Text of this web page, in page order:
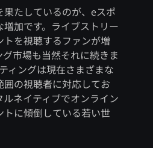
たしているのが、eスポ
加です。ライブストリー
を視聴するファンが増
市場も当然それに続きま
ィングは現在さまざまな
の視聴者に対応してお
ルネイティブでオンライン
に傾倒している若い世